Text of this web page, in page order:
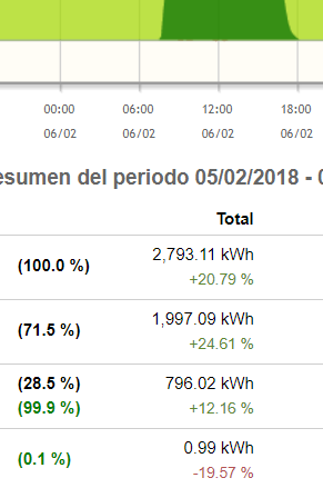
- Responsabilidade Social